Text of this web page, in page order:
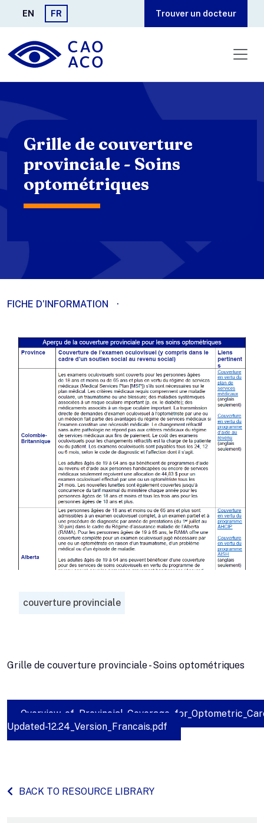
Aller au contenu principal
EN FR Trouver un docteur
Grille de couverture
provinciale - Soins
optométriques
FICHE D’INFORMATION ·
couverture provinciale
Grille de couverture provinciale - Soins optométriques
Updated-12.24_Version_Francais.pdf
BACK TO RESOURCE LIBRARY